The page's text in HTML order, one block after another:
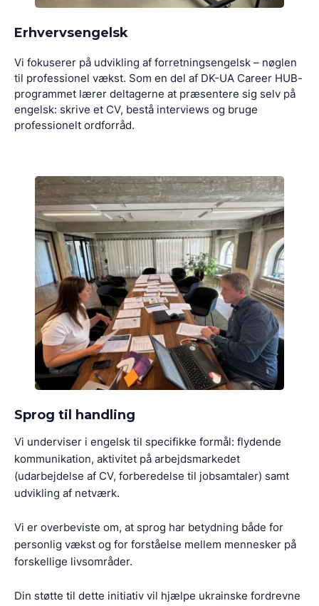
Erhvervsengelsk
Vi fokuserer på udvikling af forretningsengelsk – nøglen
til professionel vækst. Som en del af DK-UA Career HUB-
programmet lærer deltagerne at præsentere sig selv på
engelsk: skrive et CV, bestå interviews og bruge
professionelt ordforråd.
Sprog til handling
Vi underviser i engelsk til specifikke formål: flydende
kommunikation, aktivitet på arbejdsmarkedet
(udarbejdelse af CV, forberedelse til jobsamtaler) samt
udvikling af netværk.
Vi er overbeviste om, at sprog har betydning både for
personlig vækst og for forståelse mellem mennesker på
forskellige livsområder.
Din støtte til dette initiativ vil hjælpe ukrainske fordrevne